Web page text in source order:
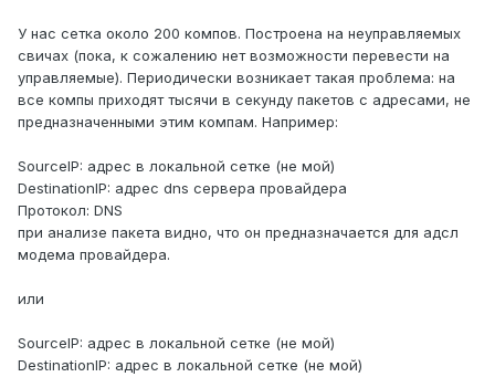
У нас сетка около 200 компов. Построена на неуправляемых
свичах (пока, к сожалению нет возможности перевести на
управляемые). Периодически возникает такая проблема: на
все компы приходят тысячи в секунду пакетов с адресами, не
предназначенными этим компам. Например:
SourceIP: адрес в локальной сетке (не мой)
DestinationIP: адрес dns сервера провайдера
Протокол: DNS
при анализе пакета видно, что он предназначается для адсл
модема провайдера.
или
SourceIP: адрес в локальной сетке (не мой)
DestinationIP: адрес в локальной сетке (не мой)